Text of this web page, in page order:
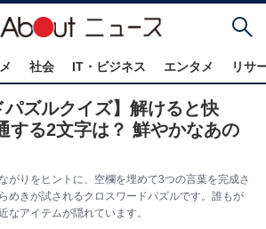
社会 IT・ビジネス エンタメ リサ
パズルクイズ】解けると快
する2文字は？ 鮮やかなあの
がりをヒントに、空欄を埋めて3つの言葉を完成さ
めきが試されるクロスワードパズルです。誰もが
なアイテムが隠れています。